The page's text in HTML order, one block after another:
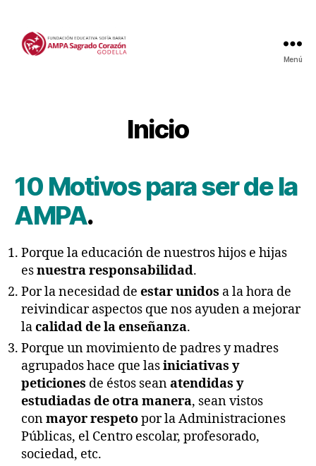
Menú
Inicio
10 Motivos para ser de la
AMPA.
Porque la educación de nuestros hijos e hijas
esnuestra responsabilidad.
Por la necesidad de estar unidos a la hora de
reivindicar aspectos que nos ayuden a mejorar
lacalidad de la enseñanza.
Porque un movimiento de padres y madres
agrupados hace que lasiniciativas y
peticiones de éstos seanatendidas y
estudiadas de otra manera, sean vistos
conmayor respetopor la Administraciones
Públicas, el Centro escolar, profesorado,
sociedad, etc.